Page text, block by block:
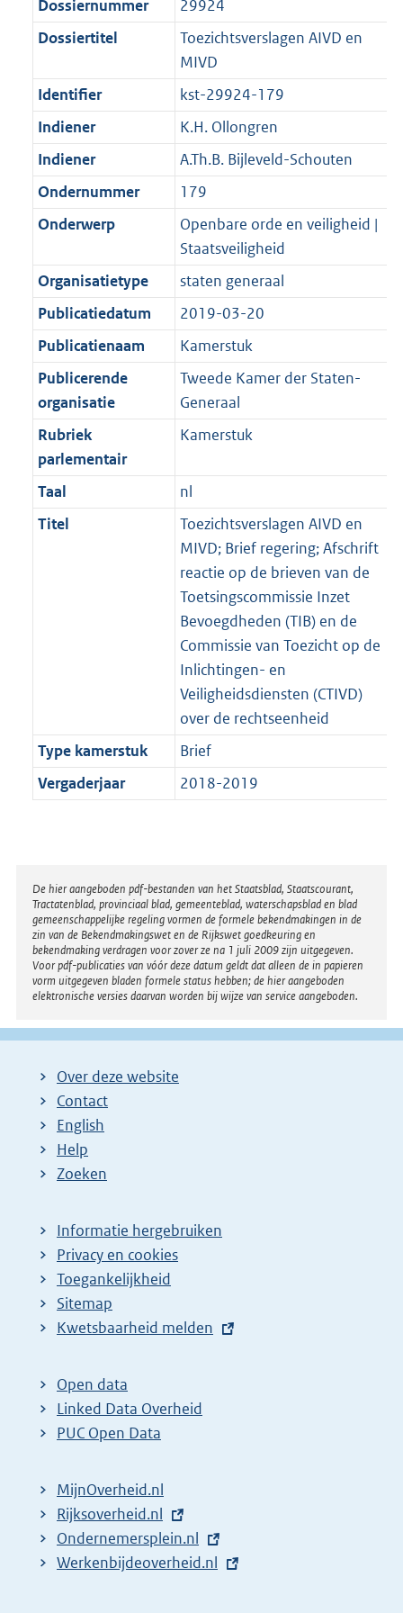
Dossiernummer
29924
Dossiertitel
Toezichtsverslagen AIVD en
MIVD
Identifier
kst-29924-179
Indiener
K.H. Ollongren
Indiener
A.Th.B. Bijleveld-Schouten
Ondernummer
179
Onderwerp
Openbare orde en veiligheid |
Staatsveiligheid
Organisatietype
staten generaal
Publicatiedatum
2019-03-20
Publicatienaam
Kamerstuk
Publicerende
organisatie
Tweede Kamer der Staten-
Generaal
Rubriek
parlementair
Kamerstuk
Taal
nl
Titel
Toezichtsverslagen AIVD en
MIVD; Brief regering; Afschrift
reactie op de brieven van de
Toetsingscommissie Inzet
Bevoegdheden (TIB) en de
Commissie van Toezicht op de
Inlichtingen- en
Veiligheidsdiensten (CTIVD)
over de rechtseenheid
Type kamerstuk
Brief
Vergaderjaar
2018-2019
Disclaimer
De hier aangeboden pdf-bestanden van het Staatsblad, Staatscourant,
Tractatenblad, provinciaal blad, gemeenteblad, waterschapsblad en blad
gemeenschappelijke regeling vormen de formele bekendmakingen in de
zin van de Bekendmakingswet en de Rijkswet goedkeuring en
bekendmaking verdragen voor zover ze na 1 juli 2009 zijn uitgegeven.
Voor pdf-publicaties van vóór deze datum geldt dat alleen de in papieren
vorm uitgegeven bladen formele status hebben; de hier aangeboden
elektronische versies daarvan worden bij wijze van service aangeboden.
Over deze website
Contact
English
Help
Zoeken
Informatie hergebruiken
Privacy en cookies
Toegankelijkheid
Sitemap
E
t
e
r
l
i
n
k
Kwetsbaarheid melden
Open data
Linked Data Overheid
PUC Open Data
MijnOverheid.nl
E
x
t
Rijksoverheid.nl
E
x
Ondernemersplein.nl
E
Werkenbijdeoverheid.nl